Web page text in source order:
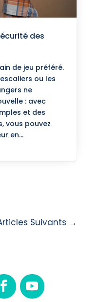
des
de jeu préféré.
ou les
ne
: avec
et des
vous pouvez
en...
Suivants →